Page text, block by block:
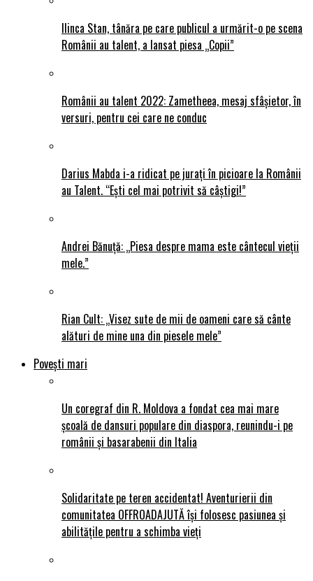
Ilinca Stan, tânăra pe care publicul a urmărit-o pe scena
Românii au talent, a lansat piesa „Copii”
Românii au talent 2022: Zametheea, mesaj sfâșietor, în
versuri, pentru cei care ne conduc
Darius Mabda i-a ridicat pe jurați în picioare la Românii
au Talent. “Ești cel mai potrivit să câștigi!”
Andrei Bănuță: „Piesa despre mama este cântecul vieții
mele.”
Rian Cult: „Visez sute de mii de oameni care să cânte
alături de mine una din piesele mele”
Povești mari
Un coregraf din R. Moldova a fondat cea mai mare
școală de dansuri populare din diaspora, reunindu-i pe
românii și basarabenii din Italia
Solidaritate pe teren accidentat! Aventurierii din
comunitatea OFFROADAJUTĂ își folosesc pasiunea și
abilitățile pentru a schimba vieți